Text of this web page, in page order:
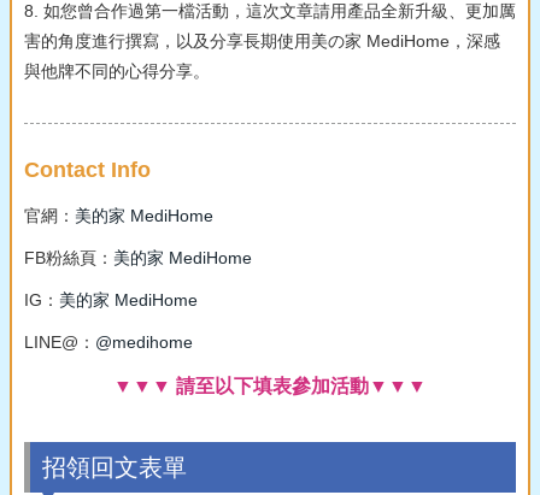
8. 如您曾合作過第一檔活動，這次文章請用產品全新升級、更加厲
害的角度進行撰寫，以及分享長期使用美の家 MediHome，深感
與他牌不同的心得分享。
Contact Info
官網： 美的家 MediHome
FB粉絲頁： 美的家 MediHome
IG： 美的家 MediHome
LINE@： @medihome
▼▼▼ 請至以下填表參加活動▼▼▼
招領回文表單